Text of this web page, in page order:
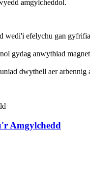
amgylcheddol.
wedi'i efelychu gan
gydag anwythiad
dwythell aer
Amgylchedd